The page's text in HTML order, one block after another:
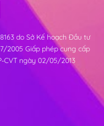
do Sở Kế hoạch Đầu tư
2005 Giấp phép cung cấp
CVT ngày 02/05/2013